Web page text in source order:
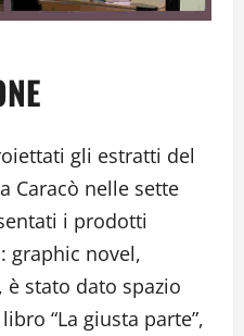
gli estratti del
Caracò nelle sette
i prodotti
graphic novel,
stato dato spazio
“La giusta parte”,